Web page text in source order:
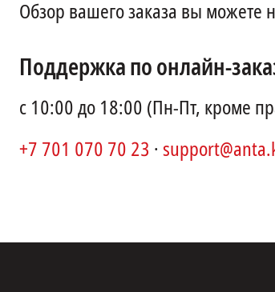
Обзор вашего заказа вы можете
Поддержка по онлайн-
с 10:00 до 18:00 (Пн-Пт, кроме
+7 701 070 70 23 ·